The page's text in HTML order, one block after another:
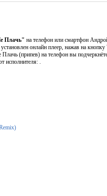
Плачь" на телефон или смартфон
онлайн плеер, нажав на
(припев) на телефон вы
исполнителя: .